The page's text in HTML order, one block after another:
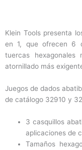
Klein Tools presenta
en 1, que ofrecen 6
tuercas hexagonales
atornillado más
Juegos de dados
de catálogo 32910 y
3 casquillos
aplicaciones de
Tamaños